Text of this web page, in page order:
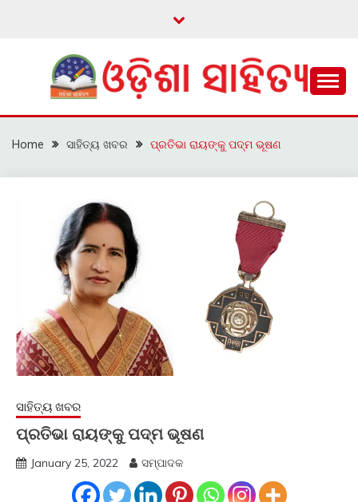
ଓଡ଼ିଶା ସାହିତ୍ୟ
Home ସାହିତ୍ୟ ଖବର ପ୍ରତିଭା ରାୟଙ୍କୁ ପଦ୍ମ ଭୂଷଣ
ସାହିତ୍ୟ ଖବର
ପ୍ରତିଭା ରାୟଙ୍କୁ ପଦ୍ମ ଭୂଷଣ
January 25, 2022 ସମ୍ପାଦକ